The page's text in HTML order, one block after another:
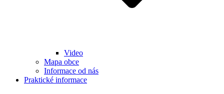
Video
Mapa obce
Informace od nás
Praktické informace